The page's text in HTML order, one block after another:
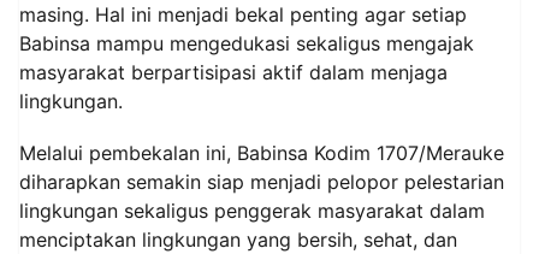
masing. Hal ini menjadi bekal penting agar setiap
Babinsa mampu mengedukasi sekaligus mengajak
masyarakat berpartisipasi aktif dalam menjaga
lingkungan.
Melalui pembekalan ini, Babinsa Kodim 1707/Merauke
diharapkan semakin siap menjadi pelopor pelestarian
lingkungan sekaligus penggerak masyarakat dalam
menciptakan lingkungan yang bersih, sehat, dan